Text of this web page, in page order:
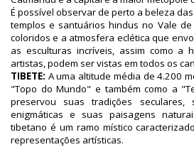
É possível observar de perto a beleza
templos e santuários hindus no Vale
coloridos e a atmosfera eclética que
as esculturas incríveis, assim como a
artistas, podem ser vistas em todos os
TIBETE: A uma altitude média de 4.200
"Topo do Mundo" e também como a
preservou suas tradições seculares,
enigmáticas e suas paisagens
tibetano é um ramo místico
representações artísticas.